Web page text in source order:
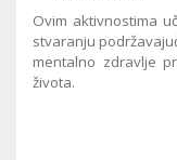
Ovim aktivnostima
stvaranju
mentalno zdravlje
života.